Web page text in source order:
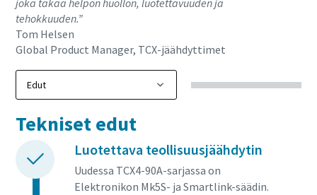
joka takaa helpon huollon, luotettavuuden ja
tehokkuuden.”
Tom Helsen
Global Product Manager, TCX-jäähdyttimet
Tekniset edut
Luotettava teollisuusjäähdytin
Uudessa TCX4-90A-sarjassa on
Elektronikon Mk5S- ja Smartlink-säädin.